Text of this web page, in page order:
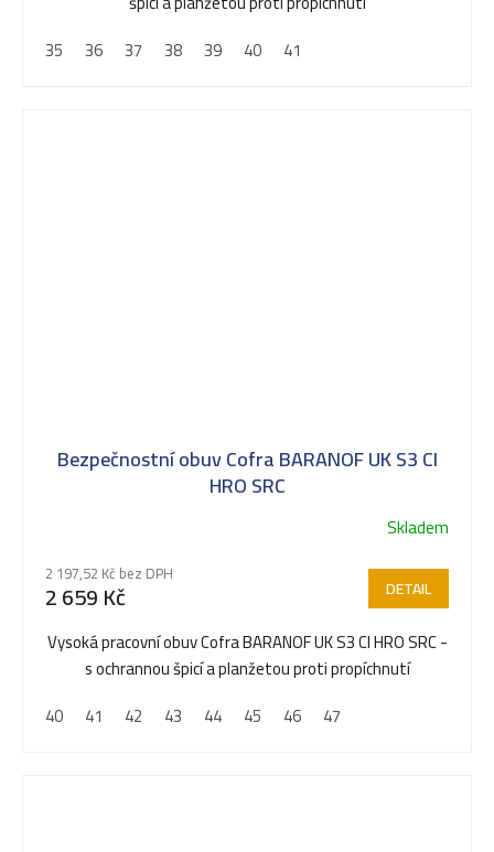
35
36 37 38 39 40 41
Bezpečnostní obuv Cofra BARANOF UK S3 CI
HRO SRC
hodnocení
produktu
je
5,0
hvězdiček.
Skladem
2 197,52 Kč bez DPH
2 659 Kč DETAIL
Vysoká pracovní obuv Cofra BARANOF UK S3 CI HRO SRC -
s ochrannou špicí a planžetou proti propíchnutí
40
41 42 43 44 45 46 47